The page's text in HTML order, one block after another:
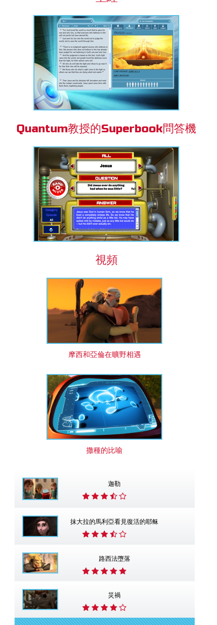
Quantum教授的Superbook問答機
視頻
摩西和亞倫在曠野相遇
撒種的比喻
迦勒
抹大拉的馬利亞看見復活的耶稣
路西法墮落
災禍